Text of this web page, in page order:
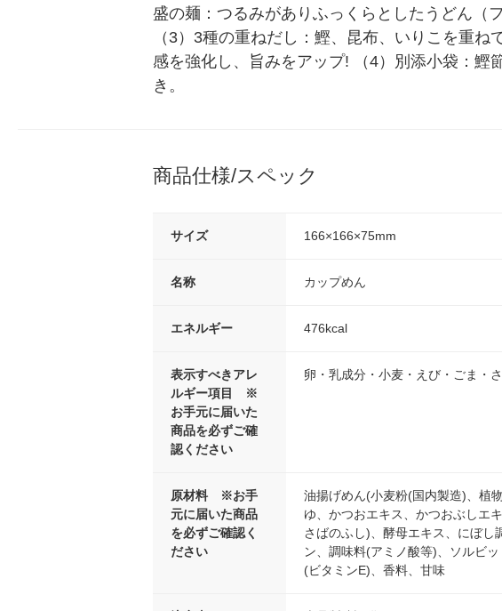
盛の麺：つるみがありふっくらとしたうどん（
（3）3種の重ねだし：鰹、昆布、いりこを重
感を強化し、旨みをアップ! （4）別添小袋：
き。
商品仕様/スペック
サイズ 166×166×75mm
名称 カップめん
エネルギー 476kcal
表示すべきアレ
ルギー項目 ※
お手元に届いた
商品を必ずご確
認ください
卵・乳成分・小麦・えび・ごま・
原材料 ※お手
元に届いた商品
を必ずご確認く
ださい
油揚げめん(小麦粉(国内製造)、植
ゆ、かつおエキス、かつおぶしエ
さばのふし)、酵母エキス、にぼ
ン、調味料(アミノ酸等)、ソルビ
(ビタミンE)、香料、甘味